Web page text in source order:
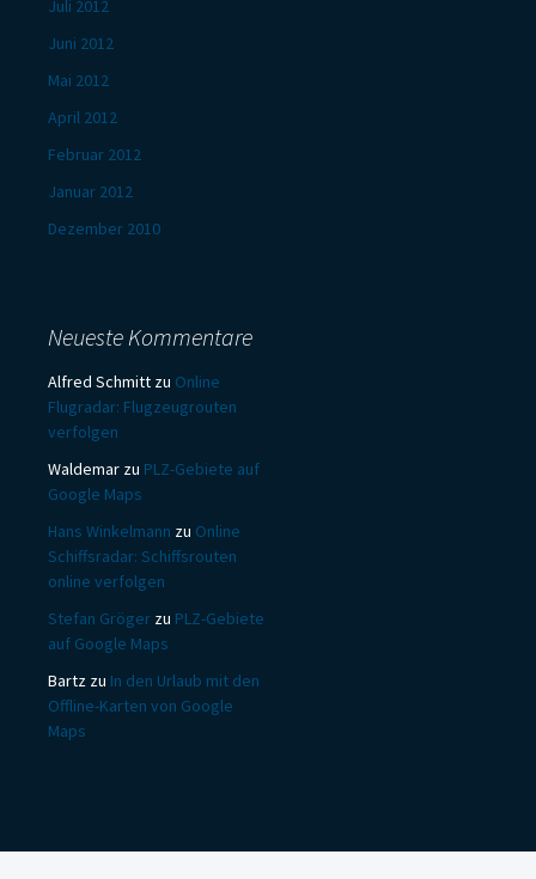
Juli 2012
Juni 2012
Mai 2012
April 2012
Februar 2012
Januar 2012
Dezember 2010
Neueste Kommentare
Alfred Schmitt zu Online
Flugradar: Flugzeugrouten
verfolgen
Waldemar zu PLZ-Gebiete auf
Google Maps
Hans Winkelmann zu Online
Schiffsradar: Schiffsrouten
online verfolgen
Stefan Gröger zu PLZ-Gebiete
auf Google Maps
Bartz zu In den Urlaub mit den
Offline-Karten von Google
Maps